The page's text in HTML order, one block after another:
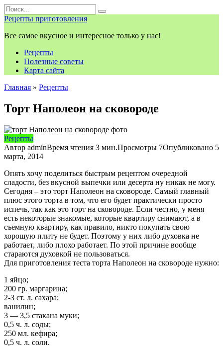
Перейти
к
контенту
Search
for:
Рецепты приготовления
Все самое вкусное и интересное только у нас!
Рецепты
Полезные советы
Карта сайта
Главная » Рецепты
Торт Наполеон на сковороде
Рецепты
Автор adminВремя чтения 3 мин.Просмотры 7Опубликовано 5
марта, 2014
Опять хочу поделиться быстрым рецептом очередной
сладости, без вкусной выпечки или десерта ну никак не могу.
Сегодня – это торт Наполеон на сковороде. Самый главный
плюс этого торта в том, что его будет практически просто
испечь, так как это торт на сковороде. Если честно, у меня
есть некоторые знакомые, которые квартиру снимают, а в
съемную квартиру, как правило, никто покупать свою
хорошую плиту не будет. Поэтому у них либо духовка не
работает, либо плохо работает. По этой причине вообще
стараются духовкой не пользоваться.
Для приготовления теста торта Наполеон на сковороде нужно:
1 яйцо;
200 гр. маргарина;
2-3 ст. л. сахара;
ванилин;
3 — 3,5 стакана муки;
0,5 ч. л. соды;
250 мл. кефира;
0,5 ч. л. соли.